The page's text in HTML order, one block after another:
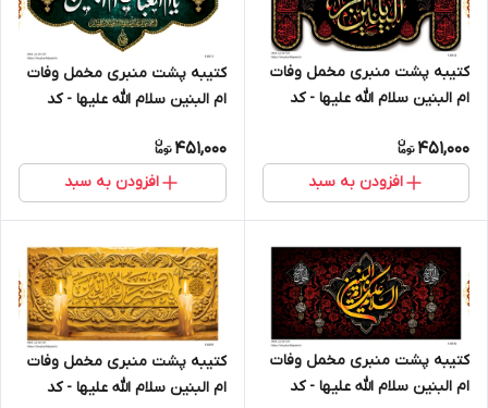
کتیبه پشت منبری مخمل وفات
ام البنین سلام الله علیها - کد
451,000
افزودن به سبد
کتیبه پشت منبری مخمل وفات
ام البنین سلام الله علیها - کد
451,000
افزودن به سبد
کتیبه پشت منبری مخمل وفات
ام البنین سلام الله علیها - کد
کتیبه پشت منبری مخمل وفات
ام البنین سلام الله علیها - کد